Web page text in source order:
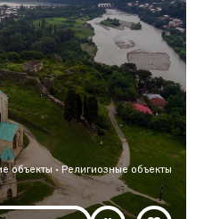
объекты · Религиозные объекты